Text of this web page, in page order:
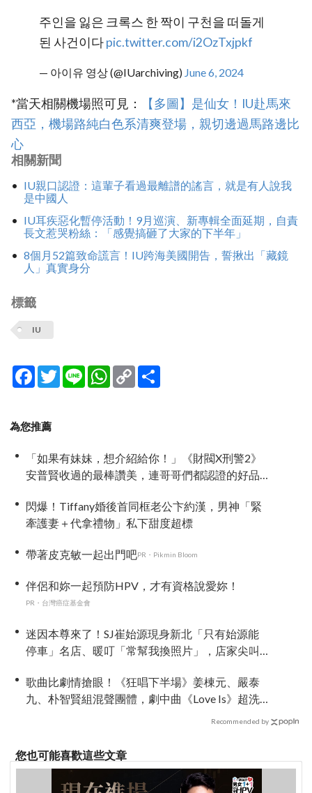
주인을 잃은 크록스 한 짝이 구천을 떠돌게
된 사건이다pic.twitter.com/i2OzTxjpkf
— 아이유 영상 (@IUarchiving) June 6, 2024
*當天相關機場照可見：
‎【多圖】是仙女！IU赴馬來
西亞，機場路純白色系清爽登場，親切邊過馬路邊比
心
相關新聞
IU親口認證：這輩子看過最離譜的謠言，就是有人說我
是中國人
IU耳疾惡化暫停活動！9月巡演、新專輯全面延期，自責
長文惹哭粉絲：「感覺搞砸了大家的下半年」
8個月52篇致命謊言！IU跨海美國開告，誓揪出「藏鏡
人」真實身分
標籤
IU
Facebook
TwitterLine WhatsApp
Copy
Link
為您推薦
「如果有妹妹，想介紹給你！」《財閥X刑警2》
安普賢收過的最棒讚美，連哥哥們都認證的好品
閃爆！Tiffany婚後首同框老公卞約漢，男神「緊
牽護妻＋代拿禮物」私下甜度超標
帶著皮克敏一起出門吧PR・Pikmin Bloom
伴侶和妳一起預防HPV，才有資格說愛妳！
PR・台灣癌症基金會
迷因本尊來了！SJ崔始源現身新北「只有始源能
停車」名店、暖叮「常幫我換照片」，店家尖叫
歌曲比劇情搶眼！《狂唱下半場》姜棟元、嚴泰
九、朴智賢組混聲團體，劇中曲《Love Is》超洗
Recommended by
您也可能喜歡這些文章